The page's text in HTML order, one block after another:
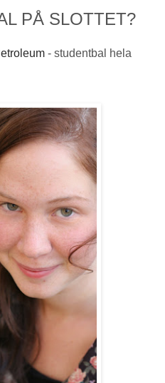
PÅ SLOTTET?
- studentbal hela